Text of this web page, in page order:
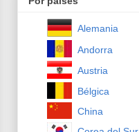
Alemania
Andorra
Austria
Bélgica
China